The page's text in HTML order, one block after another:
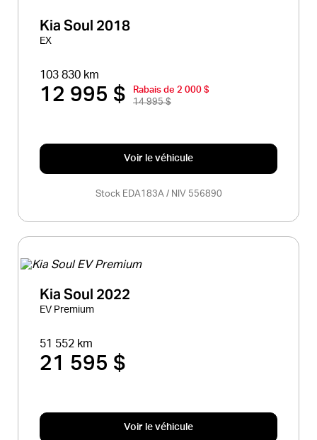
Kia Soul 2018
EX
103 830 km
12 995 $
Rabais de 2 000 $
14 995 $
Voir le véhicule
Stock EDA183A / NIV 556890
Kia Soul 2022
EV Premium
51 552 km
21 595 $
Voir le véhicule